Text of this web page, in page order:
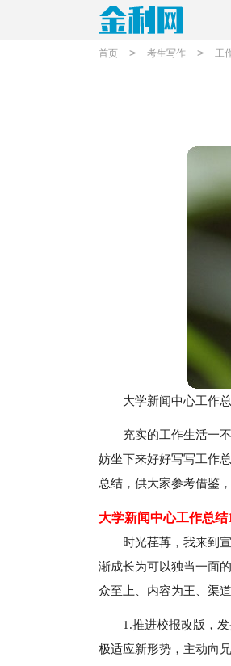
首页 > 考生写作 > 工
大学新闻中心工作
充实的工作生活一
妨坐下来好好写写工作
总结，供大家参考借鉴
大学新闻中心工作总结
时光荏苒，我来到
渐成长为可以独当一面
众至上、内容为王、渠
1.推进校报改版，
极适应新形势，主动向